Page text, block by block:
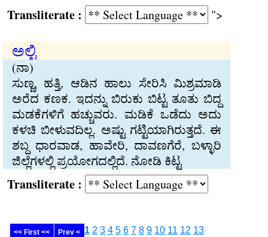
: ">
ಅಲ್ಟಿ
(ನಾ)
ಸುಣ್ಣ, ಹತ್ತಿ, ಆಡಿನ ಹಾಲು ಸೇರಿಸಿ ಮಿಶ್ರಮಾಡಿ
ಅರೆದ ಕಣಕ. ಇದನ್ನು ಬಿರುಕು ಬಿಟ್ಟ ತೂತು ಬಿದ್ದ
ಮಡಕೆಗಳಿಗೆ ಹಚ್ಚುವರು. ಮಡಿಕೆ ಒಡೆದು ಅದು
ಕಳಚಿ ಬೀಳುವದಿಲ್ಲ. ಅಷ್ಟು ಗಟ್ಟಿಯಾಗಿರುತ್ತದೆ. ಈ
ಶಬ್ದ ಧಾರವಾಡ, ಹಾವೇರಿ, ದಾವಣಗೆರೆ, ಬಳ್ಳಾರಿ
ಜಿಲ್ಲೆಗಳಲ್ಲಿ ಪ್ರಯೋಗದಲ್ಲಿದೆ. ನೋಡಿ ಕಿಟ್ಟ
:
<< First << Prev < 1 2 3 4 5 6 7 8 9 10 11 12 13